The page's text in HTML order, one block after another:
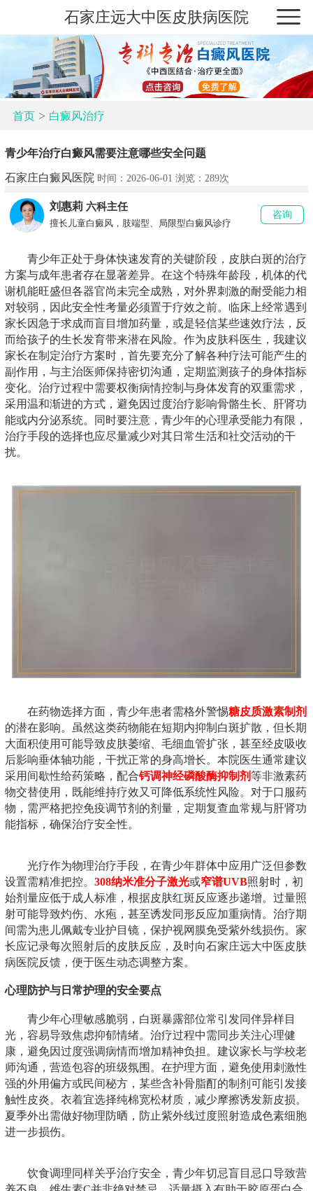
石家庄远大中医皮肤病医院
首页> 白癜风治疗
青少年治疗白癜风需要注意哪些安全问题
石家庄白癜风医院 时间：2026-06-01 浏览： 289次
刘惠莉 六科主任
擅长儿童白癜风，肢端型、局限型白癜风诊疗
咨询
青少年正处于身体快速发育的关键阶段，皮肤白斑的治疗
方案与成年患者存在显著差异。在这个特殊年龄段，机体的代
谢机能旺盛但各器官尚未完全成熟，对外界刺激的耐受能力相
对较弱，因此安全性考量必须置于疗效之前。临床上经常遇到
家长因急于求成而盲目增加药量，或是轻信某些速效疗法，反
而给孩子的生长发育带来潜在风险。作为皮肤科医生，我建议
家长在制定治疗方案时，首先要充分了解各种疗法可能产生的
副作用，与主治医师保持密切沟通，定期监测孩子的身体指标
变化。治疗过程中需要权衡病情控制与身体发育的双重需求，
采用温和渐进的方式，避免因过度治疗影响骨骼生长、肝肾功
能或内分泌系统。同时要注意，青少年的心理承受能力有限，
治疗手段的选择也应尽量减少对其日常生活和社交活动的干
扰。
在药物选择方面，青少年患者需格外警惕糖皮质激素制剂
的潜在影响。虽然这类药物能在短期内抑制白斑扩散，但长期
大面积使用可能导致皮肤萎缩、毛细血管扩张，甚至经皮吸收
后影响垂体轴功能，干扰正常的身高增长。本院医生通常建议
采用间歇性给药策略，配合钙调神经磷酸酶抑制剂等非激素药
物交替使用，既能维持疗效又可降低系统性风险。对于口服药
物，需严格把控免疫调节剂的剂量，定期复查血常规与肝肾功
能指标，确保治疗安全性。
光疗作为物理治疗手段，在青少年群体中应用广泛但参数
设置需精准把控。 308纳米准分子激光或窄谱UVB照射时，初
始剂量应低于成人标准，根据皮肤红斑反应逐步递增。过量照
射可能导致灼伤、水疱，甚至诱发同形反应加重病情。治疗期
间需为患儿佩戴专业护目镜，保护视网膜免受紫外线损伤。家
长应记录每次照射后的皮肤反应，及时向石家庄远大中医皮肤
病医院反馈，便于医生动态调整方案。
心理防护与日常护理的安全要点
青少年心理敏感脆弱，白斑暴露部位常引发同伴异样目
光，容易导致焦虑抑郁情绪。治疗过程中需同步关注心理健
康，避免因过度强调病情而增加精神负担。建议家长与学校老
师沟通，营造包容的班级氛围。在护理方面，避免使用刺激性
强的外用偏方或民间秘方，某些含补骨脂酊的制剂可能引发接
触性皮炎。衣着宜选择纯棉宽松材质，减少摩擦诱发新皮损。
夏季外出需做好物理防晒，防止紫外线过度照射造成色素细胞
进一步损伤。
饮食调理同样关乎治疗安全，青少年切忌盲目忌口导致营